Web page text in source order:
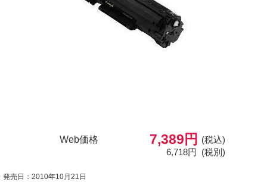
Web価格 7,389円
(税込)
6,718円 (税別)
発売日：2010年10月21日